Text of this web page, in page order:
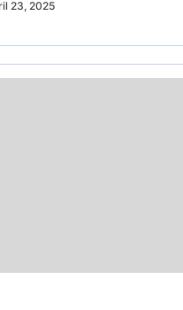
23, 2025